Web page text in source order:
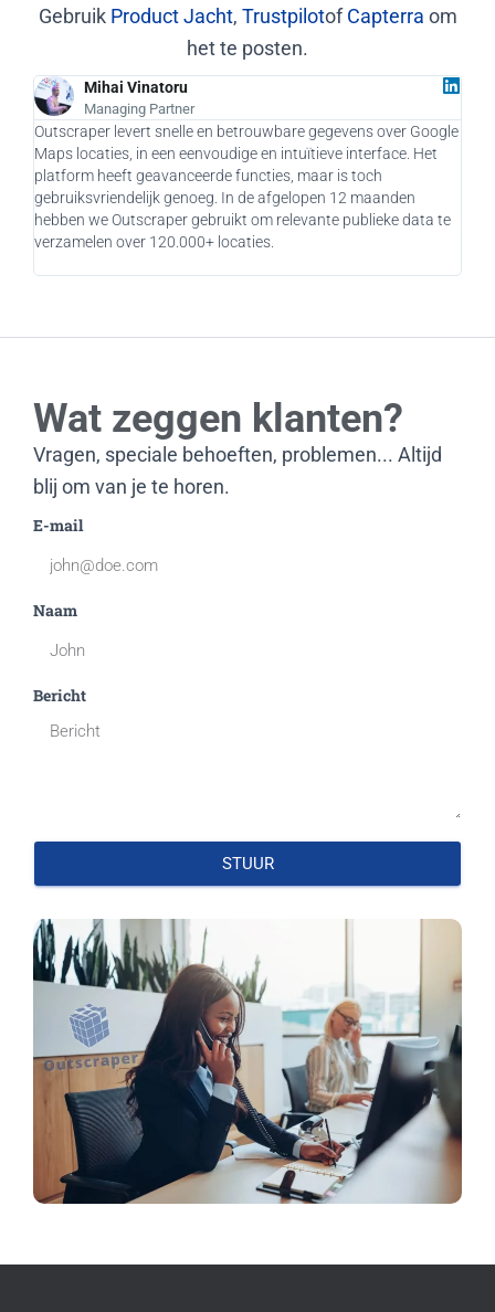
Gebruik Product Jacht, TrustpilotofCapterra om
het te posten.
Mihai Vinatoru
Managing Partner
Outscraper levert snelle en betrouwbare gegevens over Google
Maps locaties, in een eenvoudige en intuïtieve interface. Het
platform heeft geavanceerde functies, maar is toch
gebruiksvriendelijk genoeg. In de afgelopen 12 maanden
hebben we Outscraper gebruikt om relevante publieke data te
verzamelen over 120.000+ locaties.
Wat zeggen klanten?
Vragen, speciale behoeften, problemen... Altijd
blij om van je te horen.
E-mail
Naam
Bericht
STUUR